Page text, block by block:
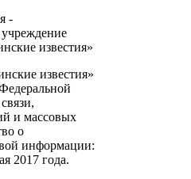
-
известия»
известия»
и массовых
о
информации:
2017 года.